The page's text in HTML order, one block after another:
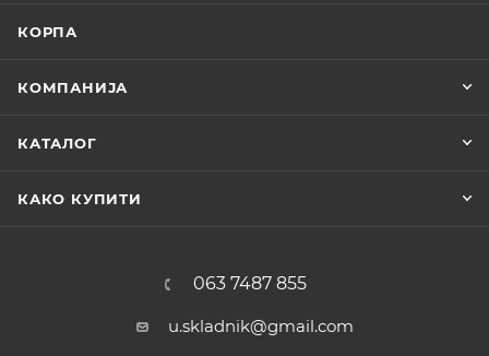
КОРПА
КОМПАНИЈА
КАТАЛОГ
КАКО КУПИТИ
063 7487 855
u.skladnik@gmail.com